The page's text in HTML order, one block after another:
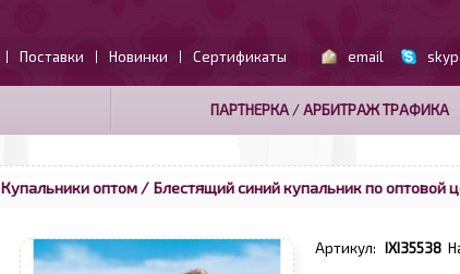
| Поставки | Новинки | Сертификаты email
ПАРТНЕРКА/АРБИТРАЖ ТРАФИКА
Купальники оптом / Блестящий синий купальник по оптовой
Артикул: IXI35538